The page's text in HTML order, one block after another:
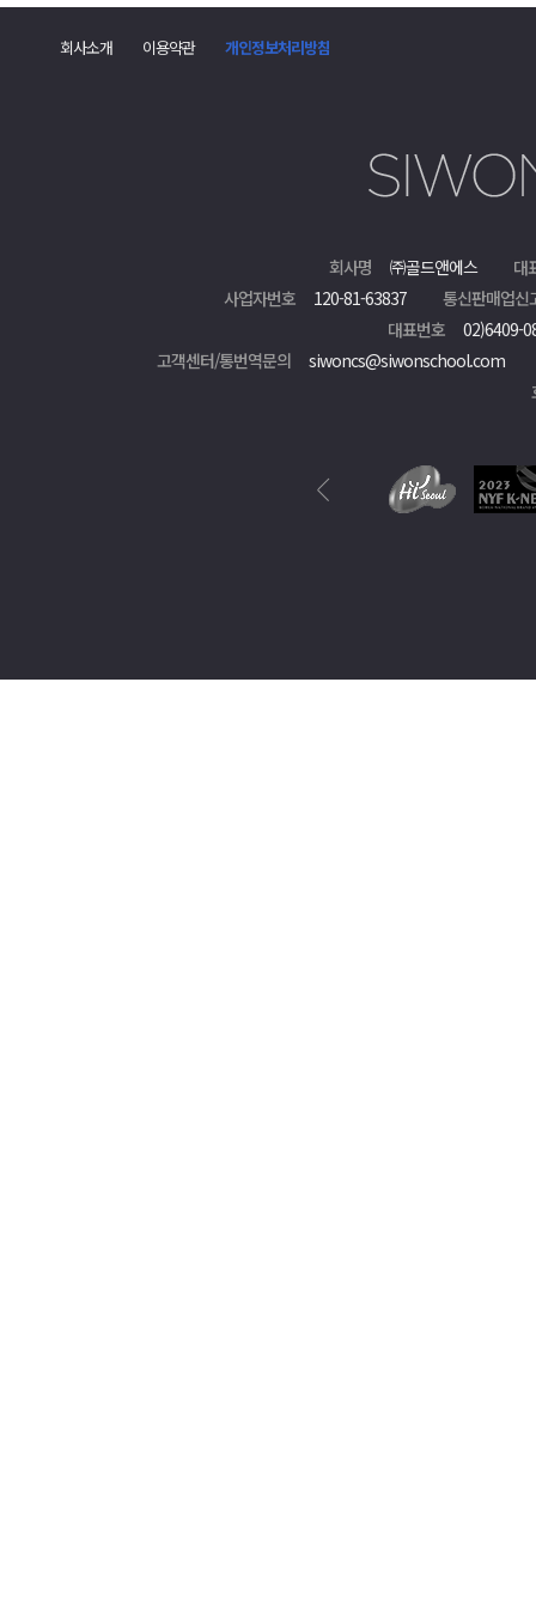
글
폼
회사소개 이용약관 개인정보처리방침
회사명 ㈜골드앤에스
대
사업자번호
120-81-63837
통신판매업신
대표번호
02)6409-
고객센터/통번역문의
siwoncs@siwonschool.com